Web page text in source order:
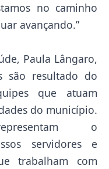
no caminho
avançando.”
Paula Lângaro,
são resultado do
que atuam
do município.
o
servidores e
trabalham com